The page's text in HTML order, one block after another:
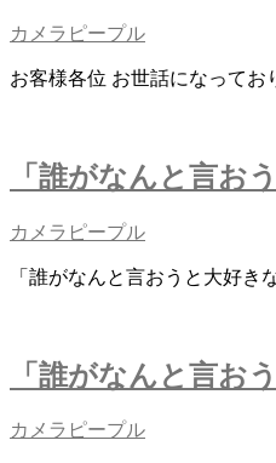
カメラピープル
お客様各位 お世話になってお
「誰がなんと言お
カメラピープル
「誰がなんと言おうと大好
「誰がなんと言お
カメラピープル